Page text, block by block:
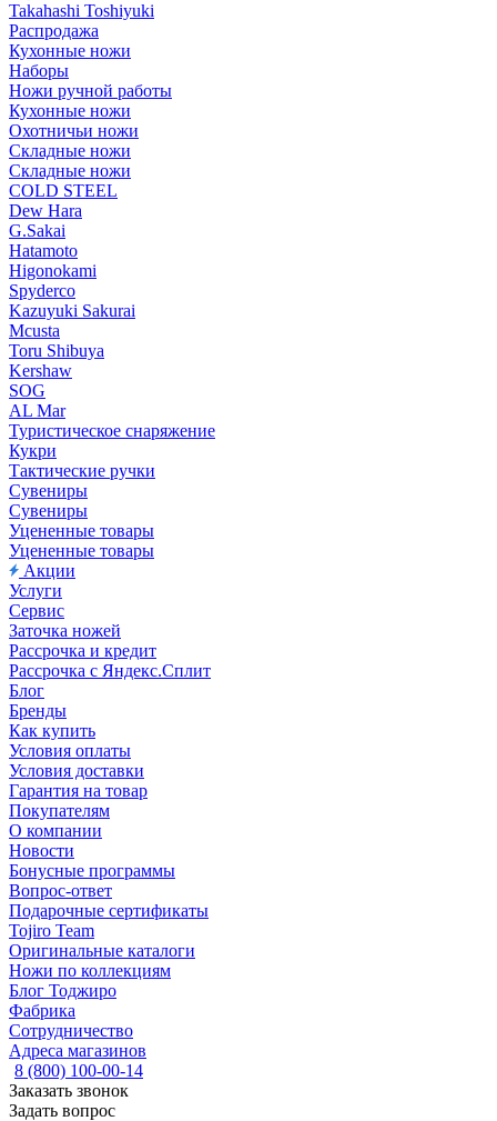
Takahashi Toshiyuki
Распродажа
Кухонные ножи
Наборы
Ножи ручной работы
Кухонные ножи
Охотничьи ножи
Складные ножи
Складные ножи
COLD STEEL
Dew Hara
G.Sakai
Hatamoto
Higonokami
Spyderco
Kazuyuki Sakurai
Mcusta
Toru Shibuya
Kershaw
SOG
AL Mar
Туристическое снаряжение
Кукри
Тактические ручки
Сувениры
Сувениры
Уцененные товары
Уцененные товары
Акции
Услуги
Сервис
Заточка ножей
Рассрочка и кредит
Рассрочка с Яндекс.Сплит
Блог
Бренды
Как купить
Условия оплаты
Условия доставки
Гарантия на товар
Покупателям
О компании
Новости
Бонусные программы
Вопрос-ответ
Подарочные сертификаты
Tojiro Team
Оригинальные каталоги
Ножи по коллекциям
Блог Тоджиро
Фабрика
Сотрудничество
Адреса магазинов
8 (800) 100-00-14
Заказать звонок
Задать вопрос